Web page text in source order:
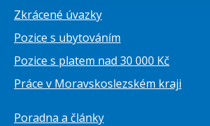
Zkrácené úvazky
Pozice s ubytováním
Pozice s platem nad 30 000 Kč
Práce v Moravskoslezském kraji
Poradna a články